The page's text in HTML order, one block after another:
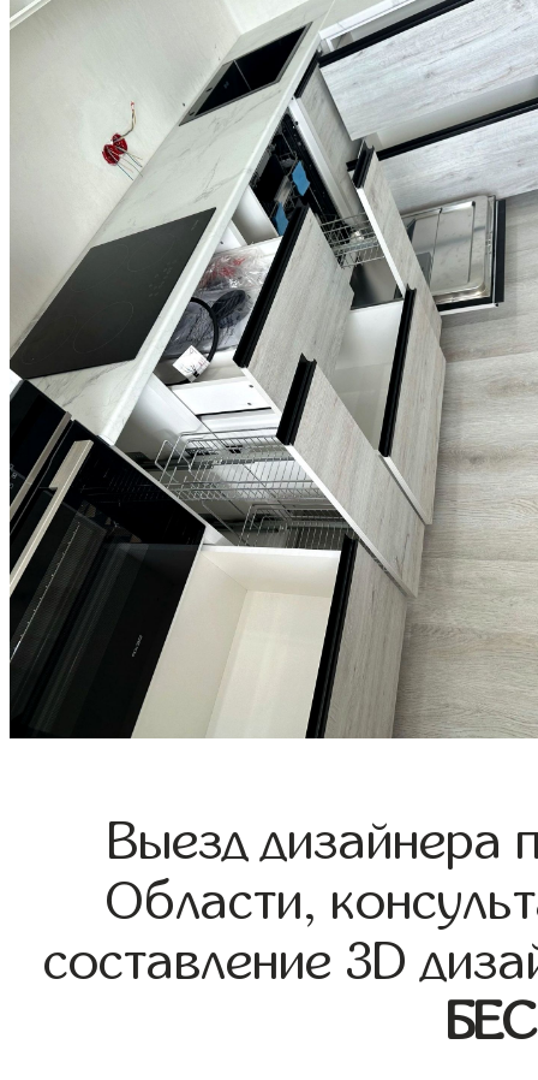
Выезд дизайнера
Области,
составление 3D